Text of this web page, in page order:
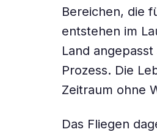
Bereichen, die
entstehen im
Land
Prozess. Die
Zeitraum ohne
Das Fliegen